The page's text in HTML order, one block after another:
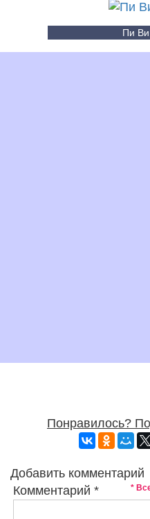
Пи
Понравилось?
Добавить комментарий
*
Комментарий*